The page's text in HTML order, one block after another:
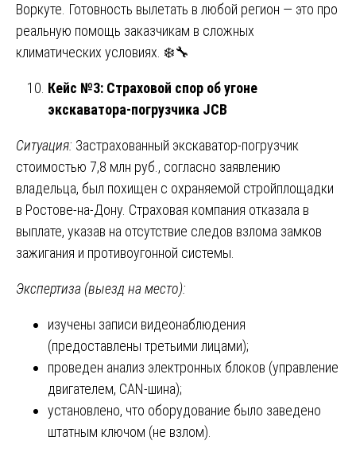
Воркуте. Готовность вылетать в любой регион — это про
реальную помощь заказчикам в сложных
климатических условиях. ❄️🔧
Кейс №3: Страховой спор об угоне
экскаватора-погрузчика JCB
Ситуация: Застрахованный экскаватор-погрузчик
стоимостью 7,8 млн руб., согласно заявлению
владельца, был похищен с охраняемой стройплощадки
в Ростове-на-Дону. Страховая компания отказала в
выплате, указав на отсутствие следов взлома замков
зажигания и противоугонной системы.
Экспертиза (выезд на место):
изучены записи видеонаблюдения
(предоставлены третьими лицами);
проведен анализ электронных блоков (управление
двигателем, CAN-шина);
установлено, что оборудование было заведено
штатным ключом (не взлом).